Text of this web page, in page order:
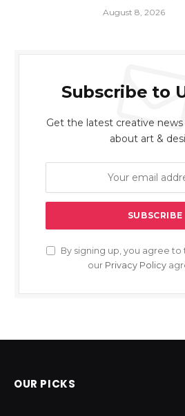
August 8, 2026
Subscribe to
Get the latest creative
about art &
By signing up, you agree
our Privacy Policy
OUR PICKS